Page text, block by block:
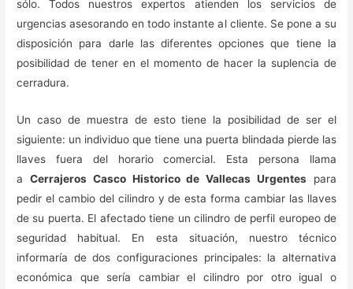
sólo. Todos nuestros expertos atienden los servicios de
urgencias asesorando en todo instante al cliente. Se pone a su
disposición para darle las diferentes opciones que tiene la
posibilidad de tener en el momento de hacer la suplencia de
cerradura.
Un caso de muestra de esto tiene la posibilidad de ser el
siguiente: un individuo que tiene una puerta blindada pierde las
llaves fuera del horario comercial. Esta persona llama
a Cerrajeros Casco Historico de Vallecas Urgentes para
pedir el cambio del cilindro y de esta forma cambiar las llaves
de su puerta. El afectado tiene un cilindro de perfil europeo de
seguridad habitual. En esta situación, nuestro técnico
informaría de dos configuraciones principales: la alternativa
económica que sería cambiar el cilindro por otro igual o